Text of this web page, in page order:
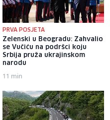
PRVA POSJETA
Zelenski u Beogradu: Zahvalio
se Vučiću na podršci koju
Srbija pruža ukrajinskom
narodu
11 min